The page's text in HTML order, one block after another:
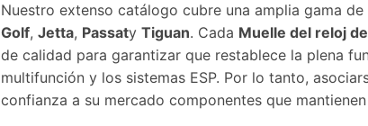
Nuestro extenso catálogo cubre una amplia gama
Golf, Jetta, Passaty Tiguan. Cada Muelle del reloj
de calidad para garantizar que restablece la plena
multifunción y los sistemas ESP. Por lo tanto,
confianza a su mercado componentes que